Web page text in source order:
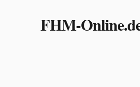
springenFHM-